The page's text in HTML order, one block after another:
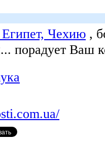
Чехию ,
порадует Ваш